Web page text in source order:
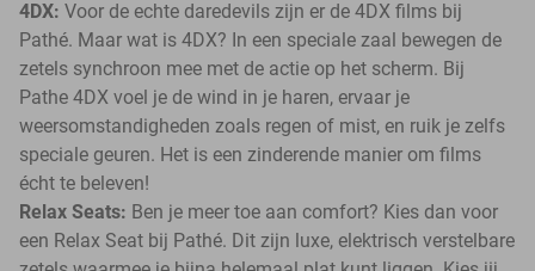
4DX: Voor de echte daredevils zijn er de 4DX films bij
Pathé. Maar wat is 4DX? In een speciale zaal bewegen de
zetels synchroon mee met de actie op het scherm. Bij
Pathe 4DX voel je de wind in je haren, ervaar je
weersomstandigheden zoals regen of mist, en ruik je zelfs
speciale geuren. Het is een zinderende manier om films
écht te beleven!
Relax Seats: Ben je meer toe aan comfort? Kies dan voor
een Relax Seat bij Pathé. Dit zijn luxe, elektrisch verstelbare